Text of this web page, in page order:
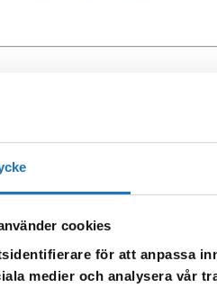
cookies
för att anpassa
medier och analysera vår
är:
under gårdagen och natten har
men fortsatta störningar kan